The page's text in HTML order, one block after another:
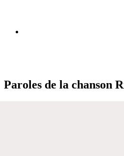
Paroles de la chanson